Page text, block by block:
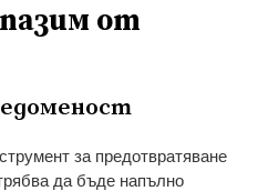
от
за предотвратяване
да бъде напълно